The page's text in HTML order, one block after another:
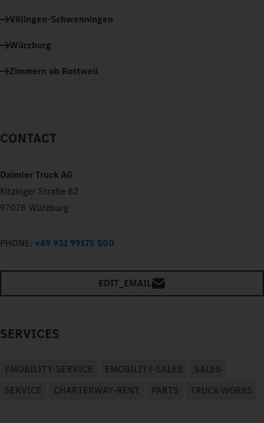
Villingen-Schwenningen
Würzburg
Zimmern ob Rottweil
CONTACT
Daimler Truck AG
Kitzinger Straße 62
97076 Würzburg
PHONE: +49 931 99175 500
EDIT_EMAIL
SERVICES
EMOBILITY-SERVICE EMOBILITY-SALES
SALES
SERVICE
CHARTERWAY-RENT PARTS TRUCK-WORKS